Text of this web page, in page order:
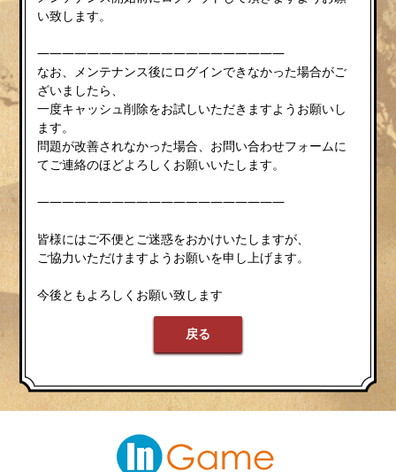
い致します。
————————————————————
なお、メンテナンス後にログインできなかった場合がご
ざいましたら、
一度キャッシュ削除をお試しいただきますようお願いし
ます。
問題が改善されなかった場合、お問い合わせフォームに
てご連絡のほどよろしくお願いいたします。
————————————————————
皆様にはご不便とご迷惑をおかけいたしますが、
ご協力いただけますようお願いを申し上げます。
今後ともよろしくお願い致します
戻る